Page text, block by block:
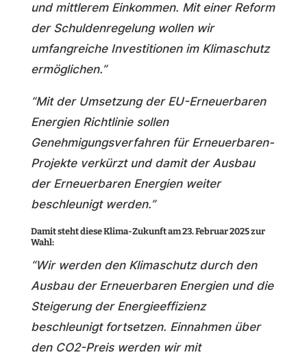
und mittlerem Einkommen. Mit einer Reform
der Schuldenregelung wollen wir
umfangreiche Investitionen im Klimaschutz
ermöglichen.”
“Mit der Umsetzung der EU-Erneuerbaren
Energien Richtlinie sollen
Genehmigungsverfahren für Erneuerbaren-
Projekte verkürzt und damit der Ausbau
der Erneuerbaren Energien weiter
beschleunigt werden.”
Damit steht diese Klima-Zukunft am 23. Februar 2025 zur
Wahl:
“Wir werden den Klimaschutz durch den
Ausbau der Erneuerbaren Energien und die
Steigerung der Energieeffizienz
beschleunigt fortsetzen. Einnahmen über
den CO2-Preis werden wir mit